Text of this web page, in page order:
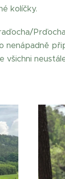
kolíčky.